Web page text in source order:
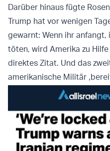
Darüber hinaus fügte
Trump hat vor wenigen
gewarnt: Wenn ihr
töten, wird Amerika zu
direktes Zitat. Und das
amerikanische Militär